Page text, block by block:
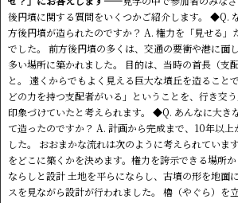
後円墳に関する質問をいくつかご紹介します。 ◆Q.
方後円墳が造られたのですか？ A. 権力を「見せる」
でした。 前方後円墳の多くは、交通の要衝や港に面
多い場所に築かれました。 目的は、当時の首長（支
と。 遠くからでもよく見える巨大な墳丘を造ること
どの力を持つ支配者がいる」ということを、行き交
印象づけていたと考えられます。 ◆Q. あんなに大き
て造ったのですか？ A. 計画から完成まで、10年以
した。 おおまかな流れは次のように考えられていま
をどこに築くかを決めます。権力を誇示できる場所
ならしと設計 土地を平らにならし、古墳の形を地面
スを見ながら設計が行われました。 櫓（やぐら）を